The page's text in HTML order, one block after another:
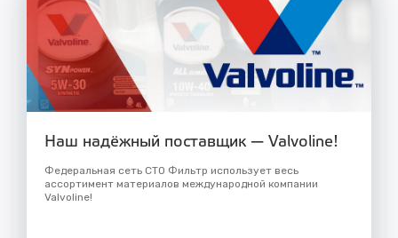
Наш надёжный поставщик — Valvoline!
Федеральная сеть СТО Фильтр использует весь
ассортимент материалов международной компании
Valvoline!